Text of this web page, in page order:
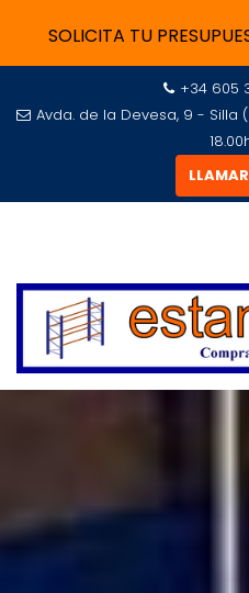
+34 605
Avda. de la Devesa, 9 - Silla
SOLICITA TU